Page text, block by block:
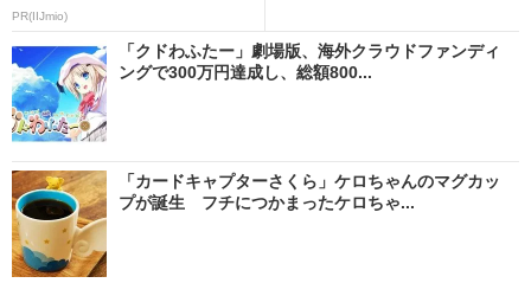
PR(IIJmio)
「クドわふたー」劇場版、海外クラウドファンディ
ングで300万円達成し、総額800...
「カードキャプターさくら」ケロちゃんのマグカッ
プが誕生 フチにつかまったケロちゃ...